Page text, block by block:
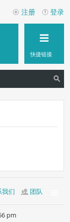
登录
注册
快捷链接
团队
我们
pm